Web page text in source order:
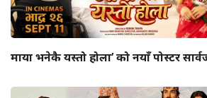
माया भनेकै यस्तो होला’ को नयाँ पोस्टर